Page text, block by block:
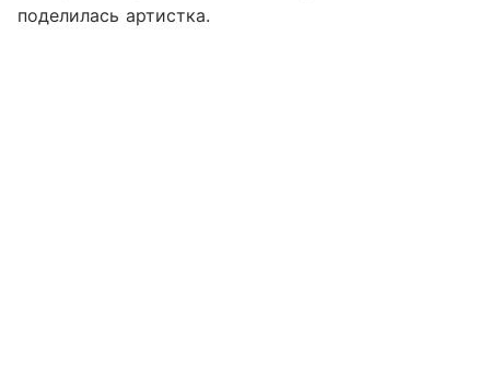
поделилась артистка.